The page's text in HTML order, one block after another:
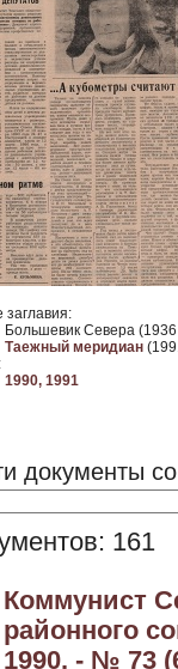
заглавия:
Большевик Севера
Таежный меридиан
1990, 1991
документы
161
Коммунист
районного
1990. - № 73